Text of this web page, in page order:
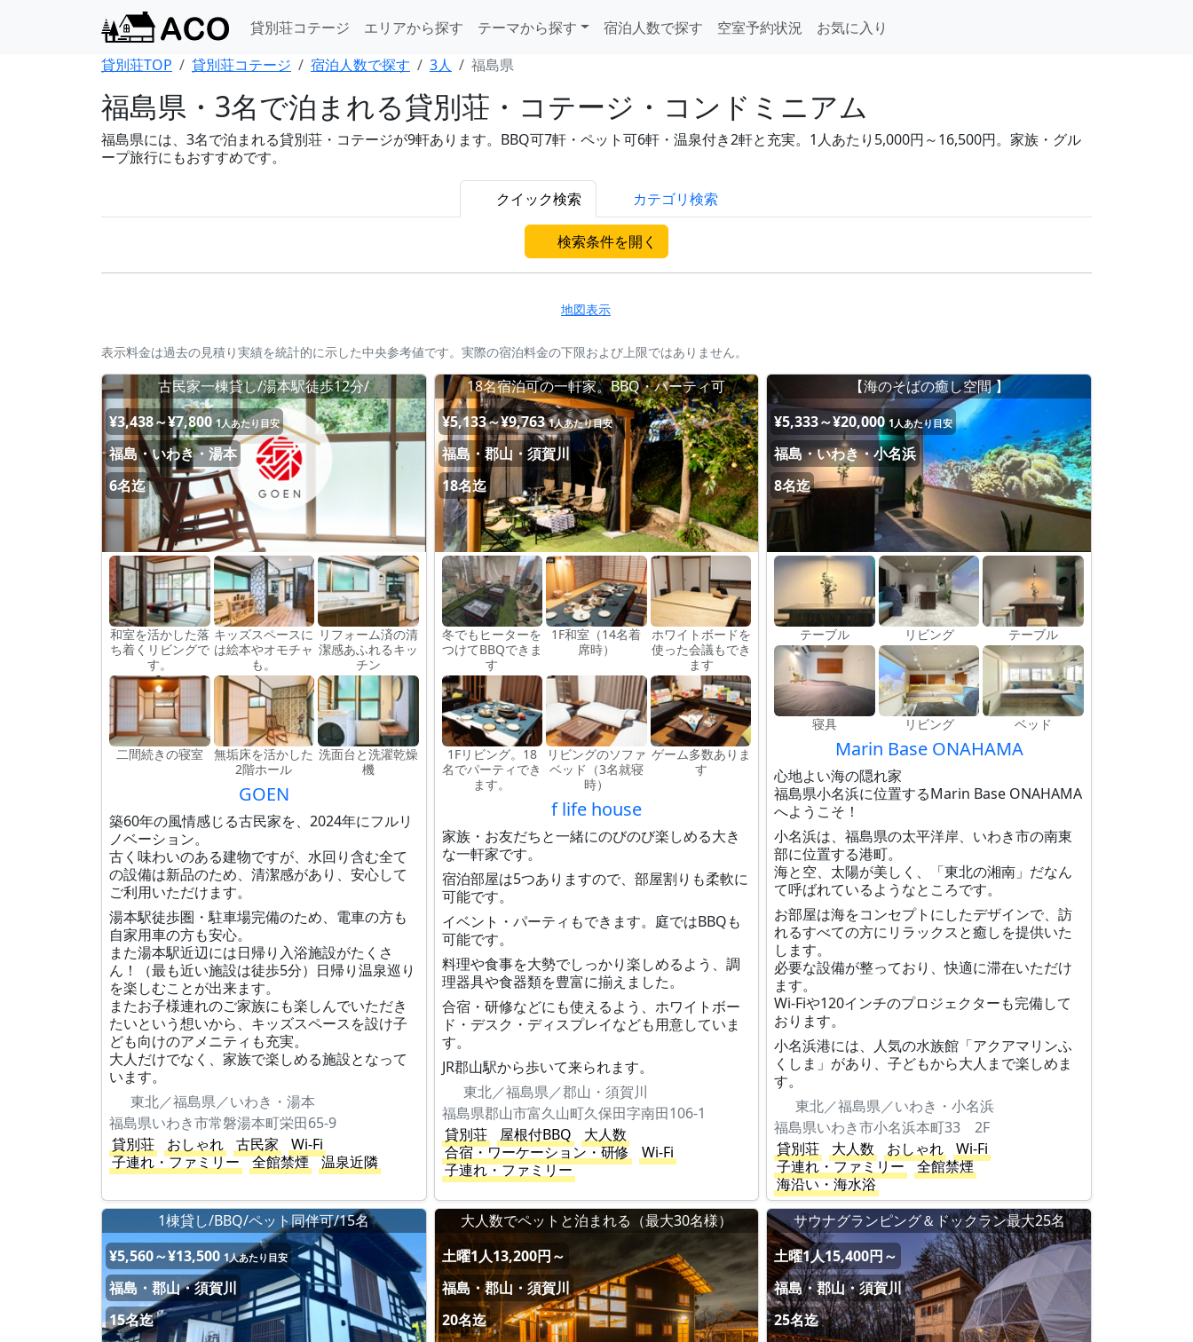
貸別荘コテージ エリアから探す テーマから探す 宿泊人数で探す 空室予約状況
お気に入り
貸別荘TOP
貸別荘コテージ 宿泊人数で探す 3人 福島県
福島県・3名で泊まれる貸別荘・コテージ・コンドミニアム
福島県には、3名で泊まれる貸別荘・コテージが9軒あります。BBQ可7軒・ペット可6軒・温泉付き2軒と充実。1人あたり5,000円～16,500円。家族・グル
ープ旅行にもおすすめです。
クイック検索 カテゴリ検索
検索条件を開く
地図表示
表示料金は過去の見積り実績を統計的に示した中央参考値です。実際の宿泊料金の下限および上限ではありません。
古民家一棟貸し/湯本駅徒歩12分/
¥3,438～¥7,800 1人あたり目安
福島・いわき・湯本
6名迄
和室を活かした落
ち着くリビングで
す。
キッズスペースに
は絵本やオモチャ
も。
リフォーム済の清
潔感あふれるキッ
チン
二間続きの寝室
無垢床を活かした
2階ホール
洗面台と洗濯乾燥
機
GOEN
築60年の風情感じる古民家を、2024年にフルリ
ノベーション。
古く味わいのある建物ですが、水回り含む全て
の設備は新品のため、清潔感があり、安心して
ご利用いただけます。
湯本駅徒歩圏・駐車場完備のため、電車の方も
自家用車の方も安心。
また湯本駅近辺には日帰り入浴施設がたくさ
ん！（最も近い施設は徒歩5分）日帰り温泉巡り
を楽しむことが出来ます。
またお子様連れのご家族にも楽しんでいただき
たいという想いから、キッズスペースを設け子
ども向けのアメニティも充実。
大人だけでなく、家族で楽しめる施設となって
います。
東北／福島県／いわき・湯本
福島県いわき市常磐湯本町栄田65-9
貸別荘
おしゃれ 古民家
Wi-Fi
子連れ・ファミリー
全館禁煙 温泉近隣
18名宿泊可の一軒家。BBQ・パーティ可
¥5,133～¥9,763 1人あたり目安
福島・郡山・須賀川
18名迄
冬でもヒーターを
つけてBBQできま
す
1F和室（14名着
席時）
ホワイトボードを
使った会議もでき
ます
1Fリビング。18
名でパーティでき
ます。
リビングのソファ
ベッド（3名就寝
時）
ゲーム多数ありま
す
f life house
家族・お友だちと一緒にのびのび楽しめる大き
な一軒家です。
宿泊部屋は5つありますので、部屋割りも柔軟に
可能です。
イベント・パーティもできます。庭ではBBQも
可能です。
料理や食事を大勢でしっかり楽しめるよう、調
理器具や食器類を豊富に揃えました。
合宿・研修などにも使えるよう、ホワイトボー
ド・デスク・ディスプレイなども用意していま
す。
JR郡山駅から歩いて来られます。
東北／福島県／郡山・須賀川
福島県郡山市富久山町久保田字南田106-1
貸別荘
屋根付BBQ
大人数
合宿・ワーケーション・研修
Wi-Fi
子連れ・ファミリー
【海のそばの癒し空間 】
¥5,333～¥20,000 1人あたり目安
福島・いわき・小名浜
8名迄
テーブル リビング テーブル
寝具 リビング ベッド
Marin Base ONAHAMA
心地よい海の隠れ家
福島県小名浜に位置するMarin Base ONAHAMA
へようこそ！
小名浜は、福島県の太平洋岸、いわき市の南東
部に位置する港町。
海と空、太陽が美しく、「東北の湘南」だなん
て呼ばれているようなところです。
お部屋は海をコンセプトにしたデザインで、訪
れるすべての方にリラックスと癒しを提供いた
します。
必要な設備が整っており、快適に滞在いただけ
ます。
Wi-Fiや120インチのプロジェクターも完備して
おります。
小名浜港には、人気の水族館「アクアマリンふ
くしま」があり、子どもから大人まで楽しめま
す。
東北／福島県／いわき・小名浜
福島県いわき市小名浜本町33 2F
貸別荘
大人数 おしゃれ
Wi-Fi
子連れ・ファミリー
全館禁煙
海沿い・海水浴
1棟貸し/BBQ/ペット同伴可/15名
¥5,560～¥13,500 1人あたり目安
福島・郡山・須賀川
15名迄
大人数でペットと泊まれる（最大30名様）
土曜1人13,200円～
福島・郡山・須賀川
20名迄
サウナグランピング＆ドックラン最大25名
土曜1人15,400円～
福島・郡山・須賀川
25名迄